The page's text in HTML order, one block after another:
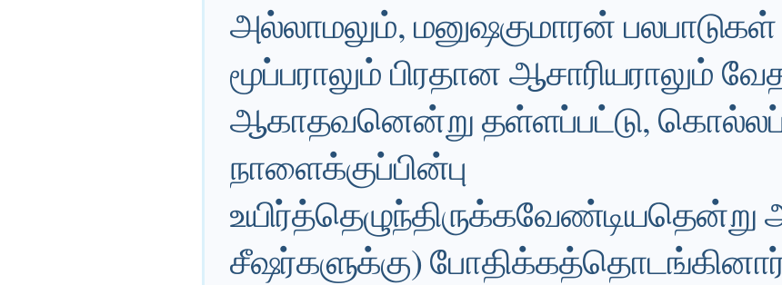
அல்லாமலும், மனுஷகுமாரன் பலபாடுகள்
மூப்பராலும் பிரதான ஆசாரியராலும்
ஆகாதவனென்று தள்ளப்பட்டு,
நாளைக்குப்பின்பு
உயிர்த்தெழுந்திருக்கவேண்டியதென்று
சீஷர்களுக்கு)